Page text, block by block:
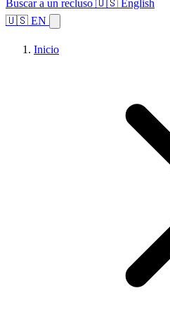
Buscar a un recluso 🇺🇸 English
🇺🇸 EN
Inicio